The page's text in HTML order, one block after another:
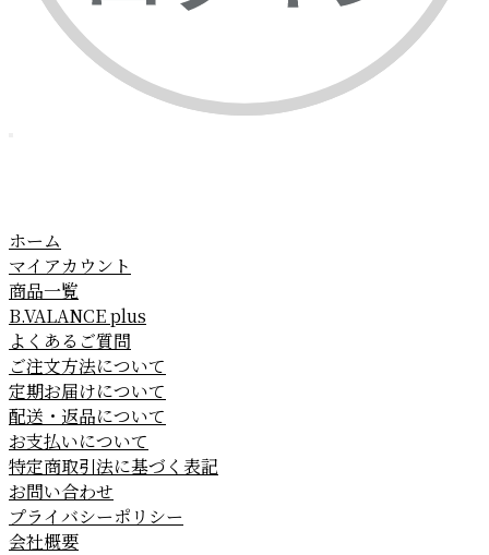
ホーム
マイアカウント
商品一覧
B.VALANCE plus
よくあるご質問
ご注文方法について
定期お届けについて
配送・返品について
お支払いについて
特定商取引法に基づく表記
お問い合わせ
プライバシーポリシー
会社概要